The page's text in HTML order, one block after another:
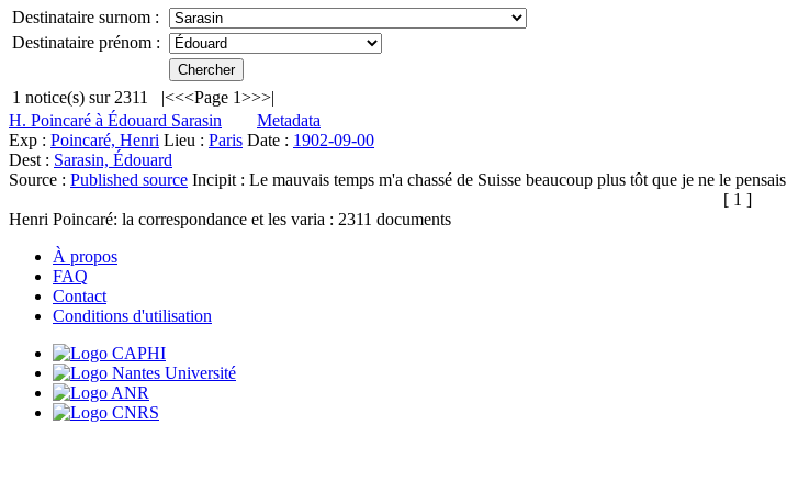
Destinataire surnom :
Destinataire prénom :
1 notice(s) sur 2311 |<<<Page 1>>>|
H. Poincaré à Édouard Sarasin
Metadata
Exp : Poincaré, Henri Lieu : Paris Date : 1902-09-00
Dest : Sarasin, Édouard
Source : Published source Incipit : Le mauvais temps m'a chassé de Suisse beaucoup plus tôt que je ne le pensais
[ 1 ]
Henri Poincaré: la correspondance et les varia : 2311 documents
À propos
FAQ
Contact
Conditions d'utilisation